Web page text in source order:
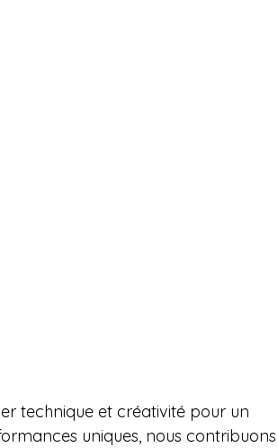
technique et créativité pour un
uniques, nous